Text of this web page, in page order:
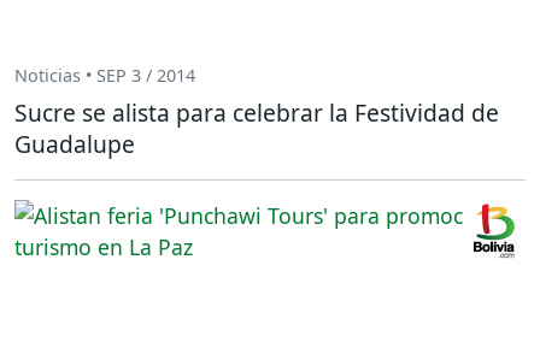
Noticias • SEP 3 / 2014
Sucre se alista para celebrar la Festividad de
Guadalupe